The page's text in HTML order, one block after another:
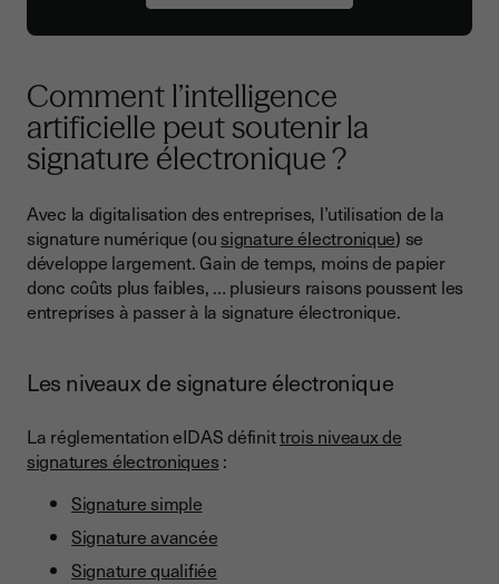
Comment l’intelligence
artificielle peut soutenir la
signature électronique ?
Avec la digitalisation des entreprises, l’utilisation de la
signature numérique (ou signature électronique) se
développe largement. Gain de temps, moins de papier
donc coûts plus faibles, … plusieurs raisons poussent les
entreprises à passer à la signature électronique.
Les niveaux de signature électronique
La réglementation eIDAS définittrois niveaux de
signatures électroniques :
Signature simple
Signature avancée
Signature qualifiée